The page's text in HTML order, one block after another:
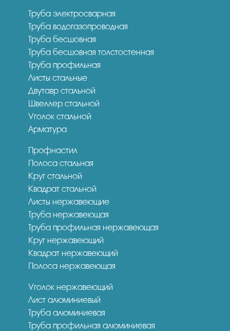
Труба электросварная
Труба водогазопроводная
Труба бесшовная
Труба бесшовная толстостенная
Труба профильная
Листы стальные
Двутавр стальной
Швеллер стальной
Уголок стальной
Арматура
Профнастил
Полоса стальная
Круг стальной
Квадрат стальной
Листы нержавеющие
Труба нержавеющая
Труба профильная нержавеющая
Круг нержавеющий
Квадрат нержавеющий
Полоса нержавеющая
Уголок нержавеющий
Лист алюминиевый
Труба алюминиевая
Труба профильная алюминиевая